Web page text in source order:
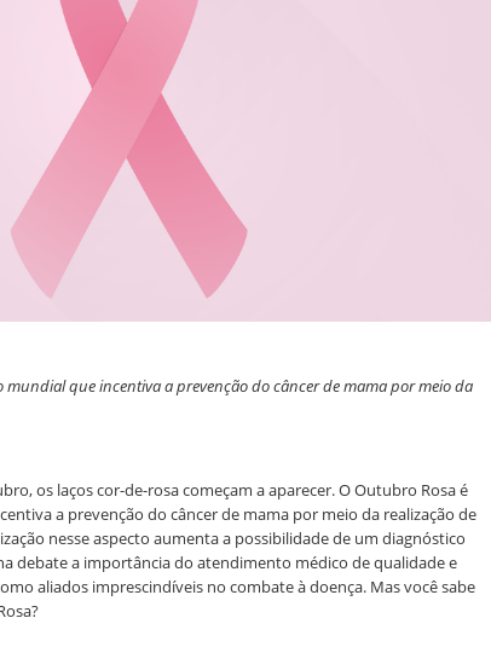
mundial que incentiva a prevenção do câncer de mama por meio da
os laços cor-de-rosa começam a aparecer. O Outubro Rosa é
a prevenção do câncer de mama por meio da realização de
nesse aspecto aumenta a possibilidade de um diagnóstico
debate a importância do atendimento médico de qualidade e
aliados imprescindíveis no combate à doença. Mas você sabe